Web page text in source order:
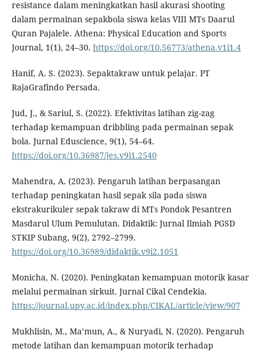
resistance dalam meningkatkan hasil akurasi shooting
dalam permainan sepakbola siswa kelas VIII MTs Daarul
Quran Pajalele. Athena: Physical Education and Sports
Journal, 1(1), 24–30. https://doi.org/10.56773/athena.v1i1.4
Hanif, A. S. (2023). Sepaktakraw untuk pelajar. PT
RajaGrafindo Persada.
Jud, J., & Sariul, S. (2022). Efektivitas latihan zig-zag
terhadap kemampuan dribbling pada permainan sepak
bola. Jurnal Eduscience, 9(1), 54–64.
https://doi.org/10.36987/jes.v9i1.2540
Mahendra, A. (2023). Pengaruh latihan berpasangan
terhadap peningkatan hasil sepak sila pada siswa
ekstrakurikuler sepak takraw di MTs Pondok Pesantren
Masdarul Ulum Pemulutan. Didaktik: Jurnal Ilmiah PGSD
STKIP Subang, 9(2), 2792–2799.
https://doi.org/10.36989/didaktik.v9i2.1051
Monicha, N. (2020). Peningkatan kemampuan motorik kasar
melalui permainan sirkuit. Jurnal Cikal Cendekia.
https://journal.upy.ac.id/index.php/CIKAL/article/view/907
Mukhlisin, M., Ma’mun, A., & Nuryadi, N. (2020). Pengaruh
metode latihan dan kemampuan motorik terhadap